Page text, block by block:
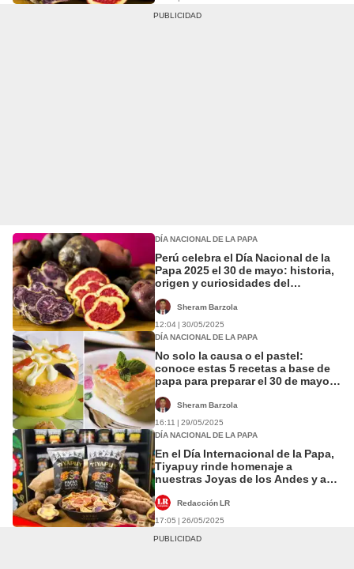
DÍA NACIONAL DE LA PAPA
Perú celebra el Día Nacional de la
Papa 2025 el 30 de mayo: historia,
origen y curiosidades del
paísSheram Barzola
12:04 | 30/05/2025
DÍA NACIONAL DE LA PAPA
No solo la causa o el pastel:
conoce estas 5 recetas a base de
papa para preparar el 30 de mayo
Sheram Barzola
16:11 | 29/05/2025
DÍA NACIONAL DE LA PAPA
En el Día Internacional de la Papa,
Tiyapuy rinde homenaje a
nuestras Joyas de los Andes y a
Redacción LR
17:05 | 26/05/2025